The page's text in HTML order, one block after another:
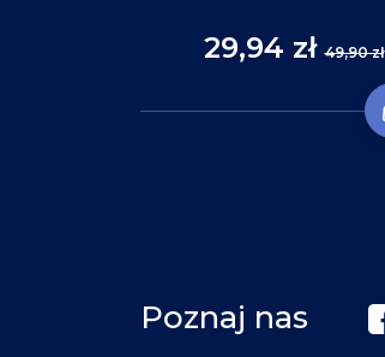
29,94 zł49,90 zł
Poznaj nas